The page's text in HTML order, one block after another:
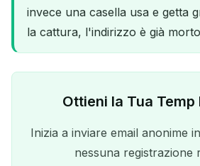
invece una casella usa e getta
la cattura, l'indirizzo è già
Ottieni la Tua Temp
Inizia a inviare email anonime
nessuna registrazione